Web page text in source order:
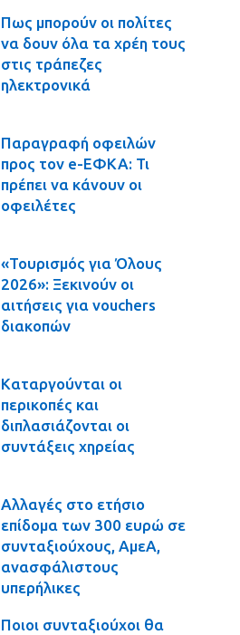
Πως μπορούν οι πολίτες
να δουν όλα τα χρέη τους
στις τράπεζες
ηλεκτρονικά
Παραγραφή οφειλών
προς τον e-ΕΦΚΑ: Τι
πρέπει να κάνουν οι
οφειλέτες
«Τουρισμός για Όλους
2026»: Ξεκινούν οι
αιτήσεις για vouchers
διακοπών
Καταργούνται οι
περικοπές και
διπλασιάζονται οι
συντάξεις χηρείας
Αλλαγές στο ετήσιο
επίδομα των 300 ευρώ σε
συνταξιούχους, ΑμεΑ,
ανασφάλιστους
υπερήλικες
Ποιοι συνταξιούχοι θα